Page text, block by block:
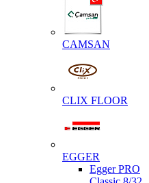
CAMSAN
CLIX FLOOR
EGGER
Egger PRO